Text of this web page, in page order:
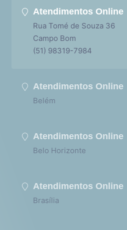
Atendimentos Online
Rua Tomé de Souza 36
Campo Bom
(51) 98319-7984
Atendimentos Online
Belém
Atendimentos Online
Belo Horizonte
Atendimentos Online
Brasília